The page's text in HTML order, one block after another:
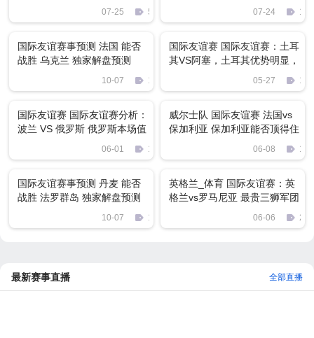
07-25 522 07-24
国际友谊赛事预测 法国 能否
战胜 乌克兰 独家解盘预测
10-07 196
国际友谊赛 国际友谊赛：土耳
其VS阿塞，土耳其优势明显，
05-27
国际友谊赛 国际友谊赛分析：
波兰 VS 俄罗斯 俄罗斯本场值
06-01 1359
威尔士队 国际友谊赛 法国vs
保加利亚 保加利亚能否顶得住
06-08
国际友谊赛事预测 丹麦 能否
战胜 法罗群岛 独家解盘预测
10-07 1289
英格兰_体育 国际友谊赛：英
格兰vs罗马尼亚 最贵三狮军团
06-06
最新赛事直播 全部直播